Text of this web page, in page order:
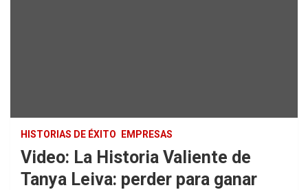
HISTORIAS DE ÉXITO EMPRESAS
Video: La Historia Valiente de
Tanya Leiva: perder para ganar